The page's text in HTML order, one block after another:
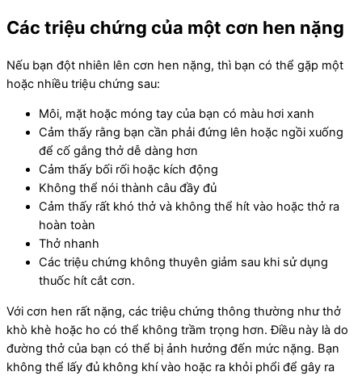
Các triệu chứng của một cơn hen nặng
Nếu bạn đột nhiên lên cơn hen nặng, thì bạn có thể gặp một
hoặc nhiều triệu chứng sau:
Môi, mặt hoặc móng tay của bạn có màu hơi xanh
Cảm thấy rằng bạn cần phải đứng lên hoặc ngồi xuống
để cố gắng thở dễ dàng hơn
Cảm thấy bối rối hoặc kích động
Không thể nói thành câu đầy đủ
Cảm thấy rất khó thở và không thể hít vào hoặc thở ra
hoàn toàn
Thở nhanh
Các triệu chứng không thuyên giảm sau khi sử dụng
thuốc hít cắt cơn.
Với cơn hen rất nặng, các triệu chứng thông thường như thở
khò khè hoặc ho có thể không trầm trọng hơn. Điều này là do
đường thở của bạn có thể bị ảnh hưởng đến mức nặng. Bạn
không thể lấy đủ không khí vào hoặc ra khỏi phổi để gây ra